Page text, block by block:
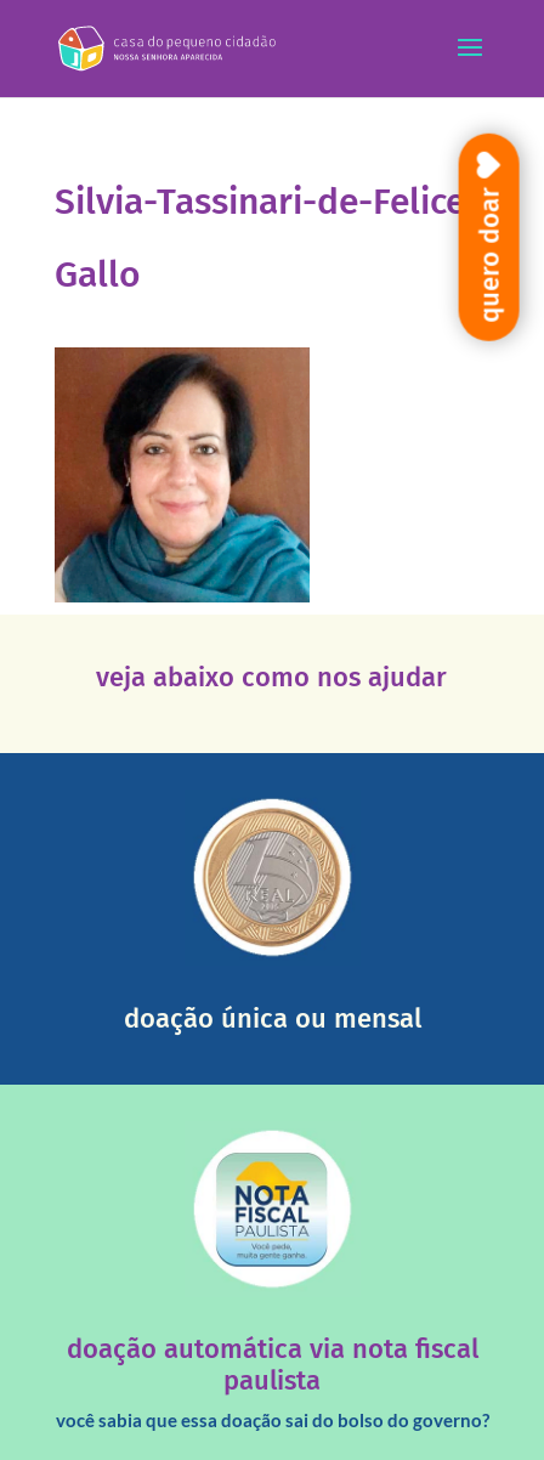
Silvia-Tassinari-de-Felice-
Gallo
veja abaixo como nos ajudar
doação única ou mensal
mail mostrando tudo o que fizemos com a sua ajuda
somada a de outras pessoas.
saiba mais
doação automática via nota fiscal
paulista
você sabia que essa doação sai do bolso do governo?
saiba mais
quero doar